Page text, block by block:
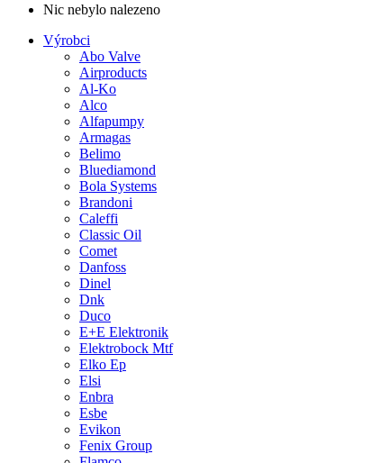
Nic nebylo nalezeno
Výrobci
Abo Valve
Airproducts
Al-Ko
Alco
Alfapumpy
Armagas
Belimo
Bluediamond
Bola Systems
Brandoni
Caleffi
Classic Oil
Comet
Danfoss
Dinel
Dnk
Duco
E+E Elektronik
Elektrobock Mtf
Elko Ep
Elsi
Enbra
Esbe
Evikon
Fenix Group